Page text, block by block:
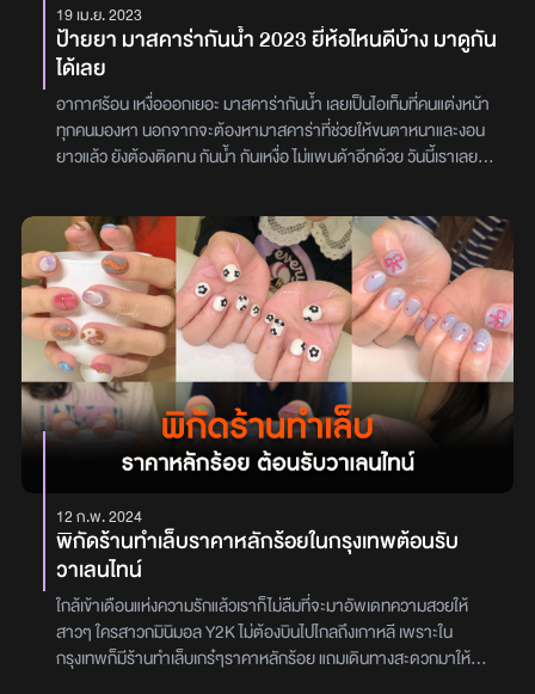
19 เม.ย. 2023
ป้ายยา มาสคาร่ากันน้ำ 2023 ยี่ห้อไหนดีบ้าง มาดูกัน
ได้เลย
อากาศร้อน เหงื่อออกเยอะ มาสคาร่ากันน้ำ เลยเป็นไอเท็มที่คนแต่งหน้า
ทุกคนมองหา นอกจากจะต้องหามาสคาร่าที่ช่วยให้ขนตาหนาและงอน
ยาวแล้ว ยังต้องติดทน กันน้ำ กันเหงื่อ ไม่แพนด้าอีกด้วย วันนี้เราเลยขอ
คาร่ายี่ห้อไหนใช้ดีบ้าง มาดูกันได้เลยรูปภาพจากเว็บไซต์ของ
แบรนด์L'Oreal Air Volume Mega Mascaraมาสคาร่าสูตร AIR
WHIPPED ปัดแล้วให้สัมผัสที่บางเบา แต่ช่วยอัปวอลลุ่มให้ขนตาดูหนา
ฟู ไม่เลอะระหว่างวัน ไม่จับตัวเป็นก้อน กันน้ำ กันเหงื่อ ติดทนยาวนานถึง
48 ชั่วโมง ใครที่อยากให้ขนตาดูหนา อันนี้ตอบโจทย์รูปภาพจากเว็บไซต์
ของแบรนด์Maybelline Lash Sensational Sky Highมาสคาร่าตัว
ฮิตจากเมย์เบลลีน ที่ช่วยให้ขนตาดูยาวขั้นสุด เหมือนกับไปต่อขนตามา
พร้อมบำรุงขนตาด้วยสารสกัดจากไฟเบอร์และไผ่ เพื่อให้ขนตาดูแข็ง
แรงและยาวขึ้นทุกครั้งที่ปัด แถมยังกันน้ำ กันเหงื่อ ติดทนนานถึง 24
ชั่วโมง เหมาะมากสำหรับคนที่อยากให้ขนตาดูงอนยาวขึ้นรูปภาพจาก
FacebookKISS ME Heroine Make Long Up Mascara Super
นานตลอดทั้งวัน รุ่นนี้เป็นรุ่นที่ช่วยให้ขนตางอนยาว มีให้เลือกทั้งสีดำ
และสีน้ำตาล สำหรับใครที่อยากได้ขนตาที่ดูเรียงเส้นสวยชัด แนะนำสีดำ
แต่ถ้าอยากให้ตาดูหวาน ซอฟต์ลง ก็เลือกสีน้ำตาลเลยรูปภาพจาก
FacebookDejavu Lash Up Mascaraมาสคาร่าจากแบรนด์ Dejavu
สูตรนี้จะเน้นเรื่องความเป็นธรรมชาติ ไม่จับตัวเป็นก้อน ให้ลุคขนตาที่ดู
งอนยาว เรียงตัวกันสวย หัวแปรงเรียวเล็กสามารถจับขนตาที่สั้นและบาง
12 ก.พ. 2024
พิกัดร้านทำเล็บราคาหลักร้อยในกรุงเทพต้อนรับ
วาเลนไทน์
ใกล้เข้าเดือนแห่งความรักแล้วเราก็ไม่ลืมที่จะมาอัพเดทความสวยให้
สาวๆ ใครสาวกมินิมอล Y2K ไม่ต้องบินไปไกลถึงเกาหลี เพราะใน
กรุงเทพก็มีร้านทำเล็บเกร๋ๆราคาหลักร้อย แถมเดินทางสะดวกมาให้